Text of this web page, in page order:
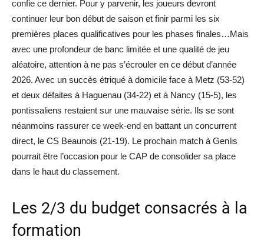
confie ce dernier. Pour y parvenir, les joueurs devront
continuer leur bon début de saison et finir parmi les six
premières places qualificatives pour les phases finales…Mais
avec une profondeur de banc limitée et une qualité de jeu
aléatoire, attention à ne pas s’écrouler en ce début d’année
2026. Avec un succès étriqué à domicile face à Metz (53-52)
et deux défaites à Haguenau (34-22) et à Nancy (15-5), les
pontissaliens restaient sur une mauvaise série. Ils se sont
néanmoins rassurer ce week-end en battant un concurrent
direct, le CS Beaunois (21-19). Le prochain match à Genlis
pourrait être l’occasion pour le CAP de consolider sa place
dans le haut du classement.
Les 2/3 du budget consacrés à la
formation